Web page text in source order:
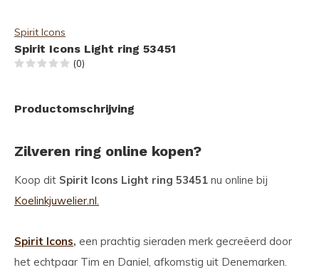
Spirit Icons
Spirit Icons Light ring 53451
(0)
Productomschrijving
Zilveren ring online kopen?
Koop dit Spirit Icons Light ring 53451 nu online bij
Koelinkjuwelier.nl.
Spirit Icons, een prachtig sieraden merk gecreëerd door
het echtpaar Tim en Daniel, afkomstig uit Denemarken.